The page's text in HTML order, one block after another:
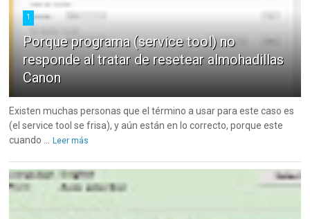
1
Porque programa (service tool) no
responde al tratar de resetear almohadillas
Canon
Existen muchas personas que el término a usar para este caso es
(el service tool se frisa), y aún están en lo correcto, porque este
cuando ...
Leer más